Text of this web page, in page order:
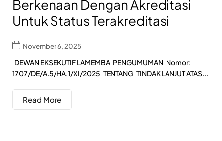
Berkenaan Dengan Akreditasi
Untuk Status Terakreditasi
November 6, 2025
DEWAN EKSEKUTIF LAMEMBA PENGUMUMAN Nomor:
1707/DE/A.5/HA.1/XI/2025 TENTANG TINDAK LANJUT ATAS...
Read More